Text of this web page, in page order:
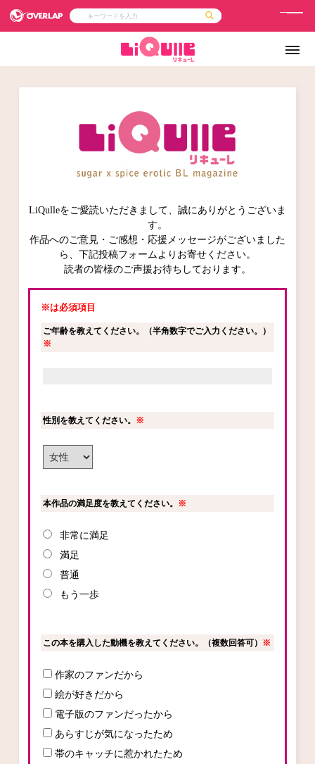
ライトノベル
お問い合わせはこちら
オーバーラップ文庫
オーバーラップノベルス
オーバーラップノベルスf
コミックエッセイ
メ
ー
LiQulleをご愛読いただきまして、誠にありがとうございま
す。
作品へのご意見・ご感想・応援メッセージがございました
ら、下記投稿フォームよりお寄せください。
読者の皆様のご声援お待ちしております。
※は必須項目
ご年齢を教えてください。（半角数字でご入力ください。）
※
性別を教えてください。 ※
本作品の満足度を教えてください。 ※
非常に満足
満足
普通
もう一歩
この本を購入した動機を教えてください。（複数回答可） ※
作家のファンだから
絵が好きだから
電子版のファンだったから
あらすじが気になったため
帯のキャッチに惹かれたため